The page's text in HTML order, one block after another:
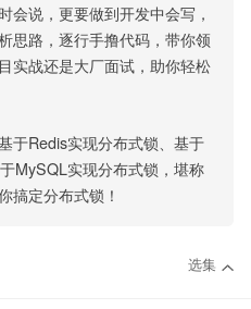
会说，更要做到开发中会写，
思路，逐行手撸代码，带你领
实战还是大厂面试，助你轻松
于Redis实现分布式锁、基于
MySQL实现分布式锁，堪称
搞定分布式锁！
选集